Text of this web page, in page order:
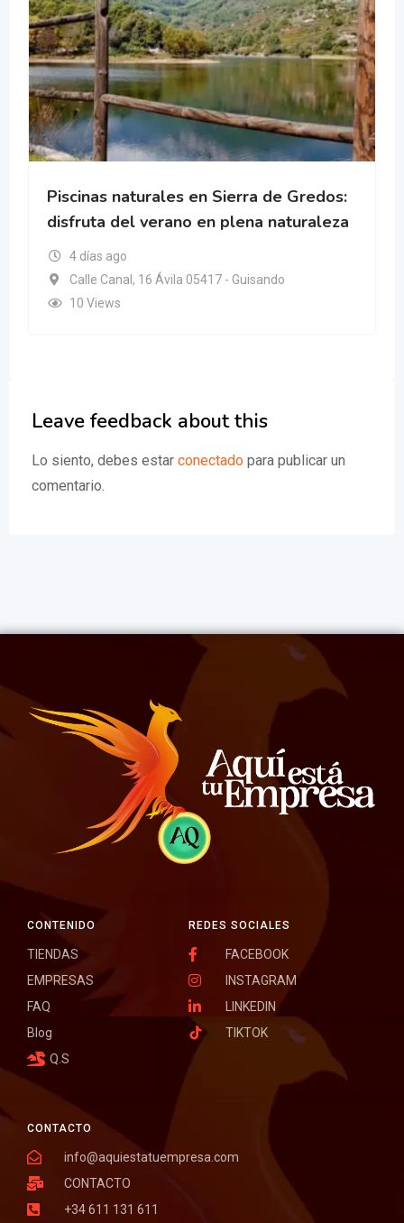
Piscinas naturales en Sierra de Gredos:
disfruta del verano en plena naturaleza
4 días ago
Calle Canal, 16 Ávila 05417 - Guisando
10 Views
Leave feedback about this
Lo siento, debes estar conectado para publicar un
comentario.
CONTACTO
info@aquiestatuempresa.com
CONTACTO
+34 611 131 611
REDES SOCIALES
FACEBOOK
INSTAGRAM
LINKEDIN
TIKTOK
CONTENIDO
TIENDAS
EMPRESAS
FAQ
Blog
Q.S